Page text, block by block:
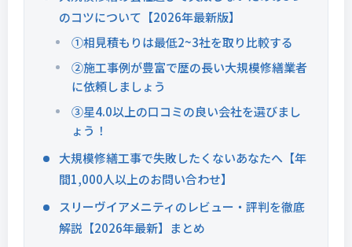
のコツについて【2026年最新版】
①相見積もりは最低2~3社を取り比較する
②施工事例が豊富で歴の長い大規模修繕業者
に依頼しましょう
③星4.0以上の口コミの良い会社を選びまし
ょう！
大規模修繕工事で失敗したくないあなたへ【年
間1,000人以上のお問い合わせ】
スリーヴイアメニティのレビュー・評判を徹底
解説【2026年最新】まとめ